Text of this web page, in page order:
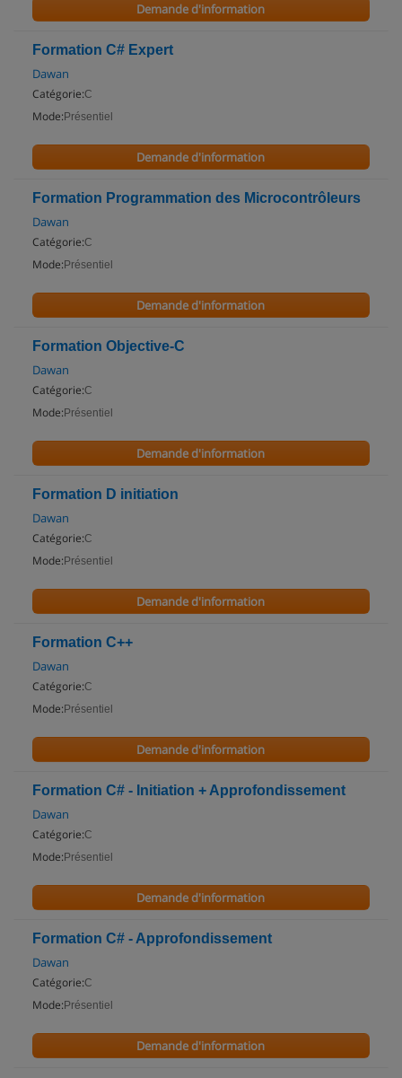
Demande d'information
Formation C# Expert
Dawan
Catégorie:C
Mode: Présentiel
Demande d'information
Formation Programmation des Microcontrôleurs
Dawan
Catégorie:C
Mode: Présentiel
Demande d'information
Formation Objective-C
Dawan
Catégorie:C
Mode: Présentiel
Demande d'information
Formation D initiation
Dawan
Catégorie:C
Mode: Présentiel
Demande d'information
Formation C++
Dawan
Catégorie:C
Mode: Présentiel
Demande d'information
Formation C# - Initiation + Approfondissement
Dawan
Catégorie:C
Mode: Présentiel
Demande d'information
Formation C# - Approfondissement
Dawan
Catégorie:C
Mode: Présentiel
Demande d'information